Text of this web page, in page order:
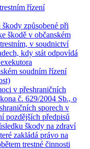
řízení
způsobené při
škodě v občanském
v soudnictví
kdy stát odpovídá
soudním řízení
v přeshraničních
č. 629/2004 Sb., o
sporech v
pozdějších předpisů
škody na zdraví
zakládá právo na
trestné činnosti